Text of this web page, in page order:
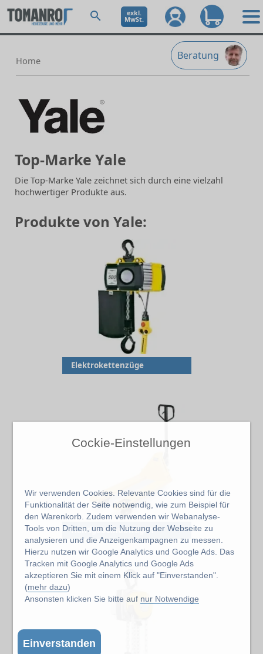
Cockie-Einstellungen
Wir verwenden Cookies. Relevante Cookies sind für die
Funktionalität der Seite notwendig, wie zum Beispiel für
den Warenkorb. Zudem verwenden wir Webanalyse-
Tools von Dritten, um die Nutzung der Webseite zu
analysieren und die Anzeigenkampagnen zu messen.
Hierzu nutzen wir Google Analytics und Google Ads. Das
Tracken mit Google Analytics und Google Ads
akzeptieren Sie mit einem Klick auf "Einverstanden".
(mehr dazu)
Ansonsten klicken Sie bitte auf nur Notwendige
Einverstanden
exkl.
MwSt.
Beratung
Home
Top-Marke Yale
Die Top-Marke Yale zeichnet sich durch eine vielzahl
hochwertiger Produkte aus.
Produkte von Yale:
Elektrokettenzüge
Handgabelhubwagen